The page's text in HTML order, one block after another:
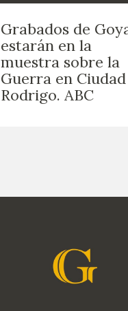
Grabados de
estarán en la
muestra sobre la
Guerra en Ciudad
Rodrigo. ABC